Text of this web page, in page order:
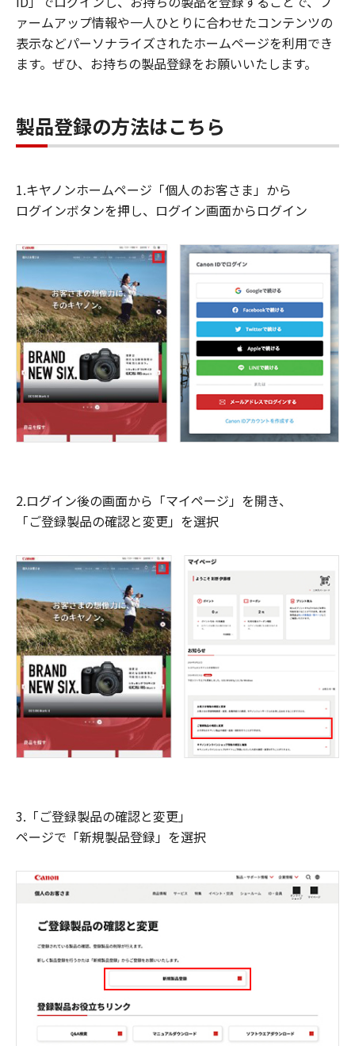
ァームアップ情報や一人ひとりに合わせたコンテンツの
表示などパーソナライズされたホームページを利用でき
ます。ぜひ、お持ちの製品登録をお願いいたします。
製品登録の方法はこちら
1.キヤノンホームページ「個人のお客さま」から
ログインボタンを押し、ログイン画面からログイン
2.ログイン後の画面から「マイページ」を開き、
「ご登録製品の確認と変更」を選択
3.「ご登録製品の確認と変更」
ページで「新規製品登録」を選択